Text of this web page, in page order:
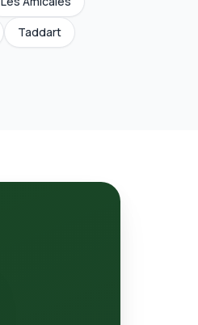
Taddart